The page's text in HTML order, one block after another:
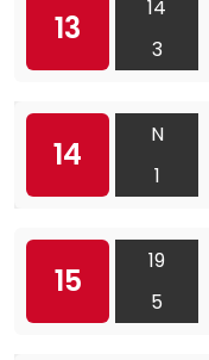
13
14
3
14
N
1
15
19
5